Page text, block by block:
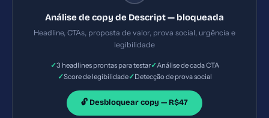
comum haver excesso de opções (Try for free,
pricing, contact sales). O CTA principal poderia ser
Comece a editar hoje).
Análise de copy de Descript — bloqueada
Headline, CTAs, proposta de valor, prova social, urgência e
legibilidade
✓3 headlines prontas para testar✓Análise de cada CTA
✓Score de legibilidade✓Detecção de prova social
🔓 Desbloquear copy — R$47